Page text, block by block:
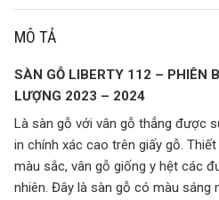
MÔ TẢ
SÀN GỖ LIBERTY 112 – PHIÊN
LƯỢNG 2023 – 2024
Là sàn gỗ với vân gỗ thẳng được
in chính xác cao trên giấy gỗ.
màu sắc, vân gỗ giống y hệt các
nhiên. Đây là sàn gỗ có màu sáng